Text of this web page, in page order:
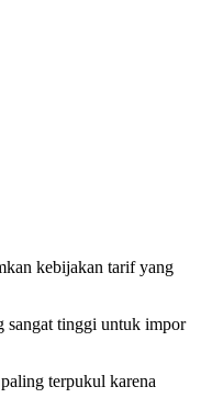
kebijakan tarif yang
sangat tinggi untuk impor
terpukul karena